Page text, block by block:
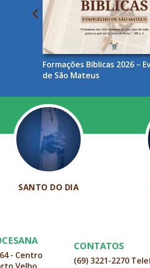
Formações Bíblicas 2026 –
de São Mateus
SANTO DO DIA
- Centro
CONTATOS
(69) 3221-2270